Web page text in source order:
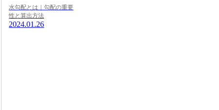
水勾配とは｜勾配の重要
性と算出方法
2024.01.26